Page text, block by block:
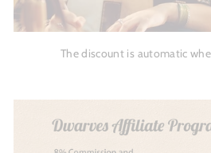
The discount is automatic